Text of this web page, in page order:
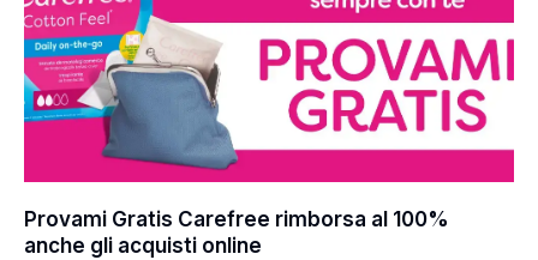
Provami Gratis Carefree rimborsa al 100%
anche gli acquisti online